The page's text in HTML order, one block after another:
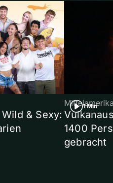
& Sexy:
1 Min
1400
gebracht